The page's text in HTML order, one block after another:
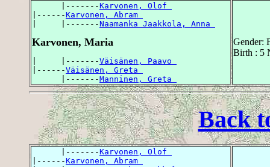
      |-------
Karvonen, Olof
|------Karvonen, Abram
|     |-------Naamanka Jaakkola, Anna
Karvonen, Maria
|     |-------Väisänen, Paavo
|------Väisänen, Greta
      |-------
Manninen, Greta
Gender:
Birth : 5
Back
      |-------
Karvonen, Olof
|------Karvonen, Abram